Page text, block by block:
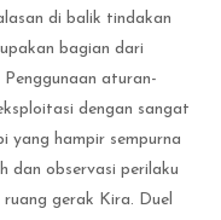
di balik tindakan
bagian dari
aturan-
dengan sangat
yang hampir sempurna
dan observasi perilaku
gerak Kira. Duel